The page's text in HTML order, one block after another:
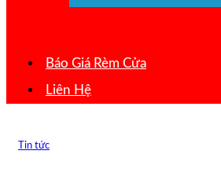
Báo Giá Rèm Cửa
Liên Hệ
Tin tức